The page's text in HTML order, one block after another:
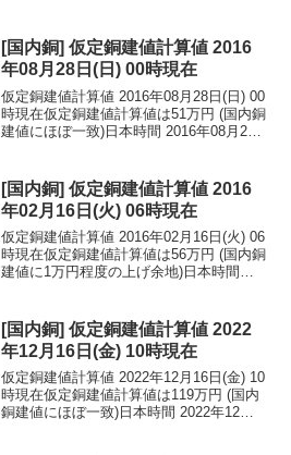
円...
[国内銅] 仮定銅建値計算値 2016
年08月28日(日) 00時現在
仮定銅建値計算値 2016年08月28日(日) 00
時現在仮定銅建値計算値は51万円 (国内銅
建値にほぼ一致)日本時間 2016年08月28
円...
[国内銅] 仮定銅建値計算値 2016
年02月16日(火) 06時現在
仮定銅建値計算値 2016年02月16日(火) 06
時現在仮定銅建値計算値は56万円 (国内銅
建値に1万円程度の上げ余地)日本時間
民元：1...
[国内銅] 仮定銅建値計算値 2022
年12月16日(金) 10時現在
仮定銅建値計算値 2022年12月16日(金) 10
時現在仮定銅建値計算値は119万円 (国内
銅建値にほぼ一致)日本時間 2022年12月